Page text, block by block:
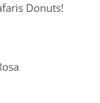
Donuts!